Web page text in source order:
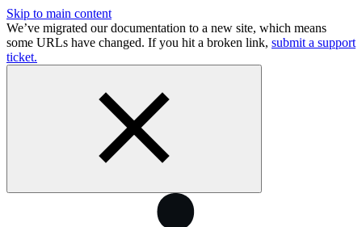
Skip to main content
We’ve migrated our documentation to a new site, which means
some URLs have changed. If you hit a broken link, submit a support
ticket.